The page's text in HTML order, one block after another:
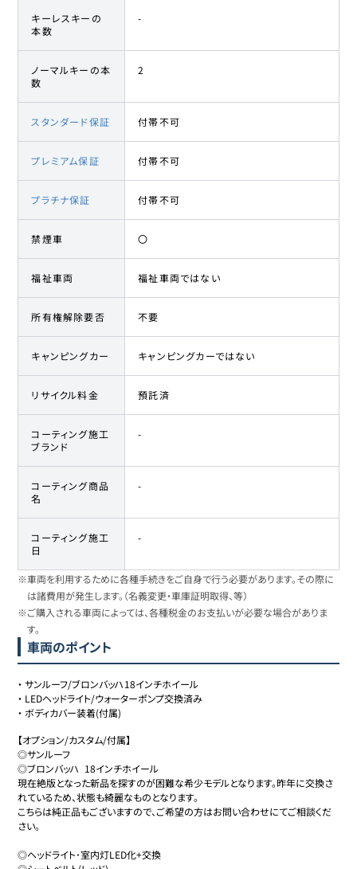
キーレスキーの
本数
-
ノーマルキーの本
数
2
スタンダード保証 付帯不可
プレミアム保証 付帯不可
プラチナ保証 付帯不可
禁煙車 〇
福祉車両 福祉車両ではない
所有権解除要否 不要
キャンピングカー キャンピングカーではない
リサイクル料金 預託済
コーティング施工
ブランド
-
コーティング商品
名
-
コーティング施工
日
-
※車両を利用するために各種手続きをご自身で行う必要があります。その際に
は諸費用が発生します。（名義変更・車庫証明取得、等）
※ご購入される車両によっては、各種税金のお支払いが必要な場合がありま
す。
車両のポイント
・サンルーフ/ブロンバッハ18インチホイール
・ LEDヘッドライト/ウォーターポンプ交換済み
・ ボディカバー装着(付属)
【オプション/カスタム/付属】
◎サンルーフ
◎ブロンバッハ  18インチホイール
現在絶版となった新品を探すのが困難な希少モデルとなります。昨年に交換さ
れているため、状態も綺麗なものとなります。
こちらは純正品もございますので、ご希望の方はお問い合わせにてご相談くだ
さい。
◎ヘッドライト･室内灯LED化+交換